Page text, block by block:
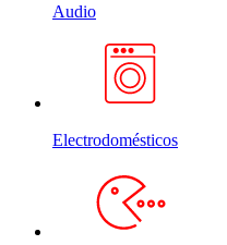
Audio
Electrodomésticos